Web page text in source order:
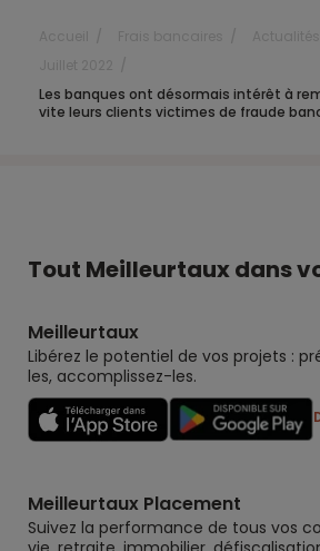
Les banques ont désormais intérêt à
vite leurs clients victimes de fraude
Tout Meilleurtaux dans
Meilleurtaux
Libérez le potentiel de vos projets :
les, accomplissez-les.
Meilleurtaux Placement
Suivez la performance de tous vos